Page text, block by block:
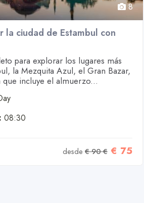
8
la ciudad de Estambul con
para explorar los lugares más
la Mezquita Azul, el Gran Bazar,
que incluye el almuerzo...
08:30
desde € 90 €€ 75